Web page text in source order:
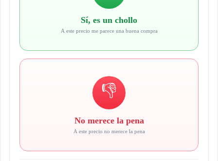
Sí, es un chollo
A este precio me parece una buena compra
👎
No merece la pena
A este precio no merece la pena